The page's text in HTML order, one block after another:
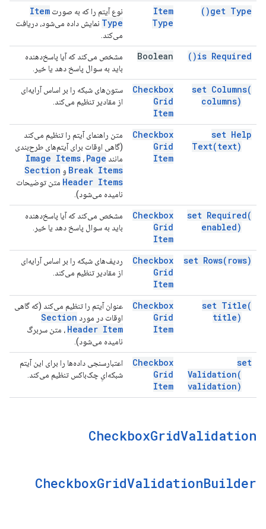
get Type(
)
Item
Type
نوع آیتم را که به صورت Item
Type نمایش داده می‌شود، دریافت
می‌کند.
is Required(
)
Boolean
مشخص می‌کند که آیا پاسخ‌دهنده
باید به سوال پاسخ دهد یا خیر.
set Columns(
columns)
Checkbox
Grid
Item
ستون‌های شبکه را بر اساس آرایه‌ای
از مقادیر تنظیم می‌کند.
set Help
Text(text)
Checkbox
Grid
Item
متن راهنمای آیتم را تنظیم می‌کند
(گاهی اوقات برای آیتم‌های طرح‌بندی
مانند
Image Items ، Page
Break Items و Section
Header Items متن توضیحات
نامیده می‌شود).
set Required(
enabled)
Checkbox
Grid
Item
مشخص می‌کند که آیا پاسخ‌دهنده
باید به سوال پاسخ دهد یا خیر.
set Rows( rows)
Checkbox
Grid
Item
ردیف‌های شبکه را بر اساس آرایه‌ای
از مقادیر تنظیم می‌کند.
set Title(
title)
Checkbox
Grid
Item
عنوان آیتم را تنظیم می‌کند (که گاهی
اوقات در مورد Section
Header Item ، متن سربرگ
نامیده می‌شود).
set
Validation(
validation)
Checkbox
Grid
Item
اعتبارسنجی داده‌ها را برای این آیتم
شبکه‌ایِ چک‌باکس تنظیم می‌کند.
CheckboxGridValidation
CheckboxGridValidationBuilder